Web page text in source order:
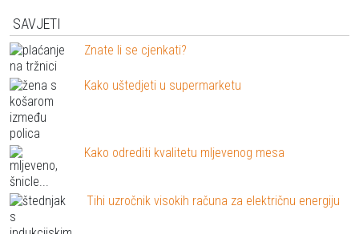
SAVJETI
Znate li se cjenkati?
Kako uštedjeti u supermarketu
Kako odrediti kvalitetu mljevenog mesa
Tihi uzročnik visokih računa za električnu energiju